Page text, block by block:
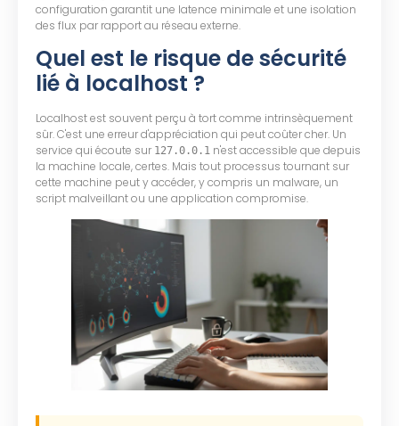
configuration garantit une latence minimale et une isolation
des flux par rapport au réseau externe.
Quel est le risque de sécurité
lié à localhost ?
Localhost est souvent perçu à tort comme intrinsèquement
sûr. C'est une erreur d'appréciation qui peut coûter cher. Un
service qui écoute sur 127.0.0.1 n'est accessible que depuis
la machine locale, certes. Mais tout processus tournant sur
cette machine peut y accéder, y compris un malware, un
script malveillant ou une application compromise.